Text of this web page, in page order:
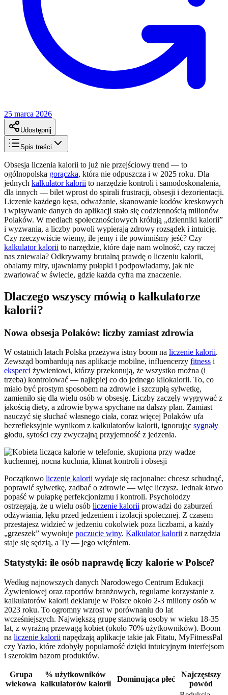
25 marca 2026
Udostępnij
Spis treści
Obsesja liczenia kalorii to już nie przejściowy trend — to
ogólnopolska gorączka, która nie odpuszcza i w 2025 roku. Dla
jednych kalkulator kalorii to narzędzie kontroli i samodoskonalenia,
dla innych — bilet wprost do spirali frustracji, obsesji i dezorientacji.
Liczenie każdego kęsa, odważanie, skanowanie kodów kreskowych
i wpisywanie danych do aplikacji stało się codziennością milionów
Polaków. W mediach społecznościowych królują „dzienniki kalorii”
i wyzwania, a liczby powoli wypierają zdrowy rozsądek i intuicję.
Czy rzeczywiście wiemy, ile jemy i ile powinniśmy jeść? Czy
kalkulator kalorii to narzędzie, które daje nam wolność, czy raczej
nas zniewala? Odkrywamy brutalną prawdę o liczeniu kalorii,
obalamy mity, ujawniamy pułapki i podpowiadamy, jak nie
zwariować w świecie, gdzie każda cyfra ma znaczenie.
Dlaczego wszyscy mówią o kalkulatorze
kalorii?
Nowa obsesja Polaków: liczby zamiast zdrowia
W ostatnich latach Polska przeżywa istny boom na liczenie kalorii.
Zewsząd bombardują nas aplikacje mobilne, influencerzy fitness i
eksperci żywieniowi, którzy przekonują, że wszystko można (i
trzeba) kontrolować — najlepiej co do jednego kilokalorii. To, co
miało być prostym sposobem na zdrowie i szczupłą sylwetkę,
zamieniło się dla wielu osób w obsesję. Liczby zaczęły wygrywać z
jakością diety, a zdrowie bywa spychane na dalszy plan. Zamiast
nauczyć się słuchać własnego ciała, coraz więcej Polaków ufa
bezrefleksyjnie wynikom z kalkulatorów kalorii, ignorując sygnały
głodu, sytości czy zwyczajną przyjemność z jedzenia.
Początkowo liczenie kalorii wydaje się racjonalne: chcesz schudnąć,
poprawić sylwetkę, zadbać o zdrowie — więc liczysz. Jednak łatwo
popaść w pułapkę perfekcjonizmu i kontroli. Psycholodzy
ostrzegają, że u wielu osób liczenie kalorii prowadzi do zaburzeń
odżywiania, lęku przed jedzeniem i izolacji społecznej. Z czasem
przestajesz widzieć w jedzeniu cokolwiek poza liczbami, a każdy
„grzeszek” wywołuje poczucie winy. Kalkulator kalorii z narzędzia
staje się sędzią, a Ty — jego więźniem.
Statystyki: ile osób naprawdę liczy kalorie w Polsce?
Według najnowszych danych Narodowego Centrum Edukacji
Żywieniowej oraz raportów branżowych, regularne korzystanie z
kalkulatorów kalorii deklaruje w Polsce około 2-3 miliony osób w
2023 roku. To ogromny wzrost w porównaniu do lat
wcześniejszych. Największą grupę stanowią osoby w wieku 18-35
lat, z wyraźną przewagą kobiet (około 70% użytkowników). Boom
na liczenie kalorii napędzają aplikacje takie jak Fitatu, MyFitnessPal
czy Yazio, które zdobyły popularność dzięki intuicyjnym interfejsom
i szerokim bazom produktów.
Grupa
wiekowa
% użytkowników
kalkulatorów kalorii
Dominująca płeć
Najczęstszy
powód